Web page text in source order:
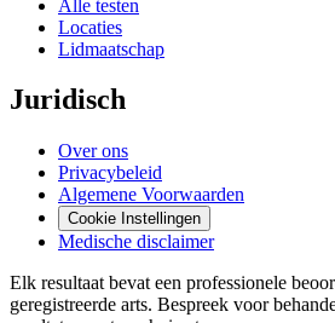
Alle testen
Locaties
Lidmaatschap
Juridisch
Over ons
Privacybeleid
Algemene Voorwaarden
Cookie Instellingen
Medische disclaimer
Elk resultaat bevat een professionele
geregistreerde arts. Bespreek voor